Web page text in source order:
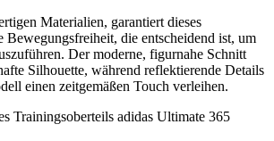
Materialien, garantiert dieses
Bewegungsfreiheit, die entscheidend ist, um
Der moderne, figurnahe Schnitt
Silhouette, während reflektierende Details
einen zeitgemäßen Touch verleihen.
Trainingsoberteils adidas Ultimate 365